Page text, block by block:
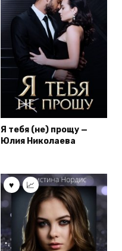
Я тебя (не) прощу —
Юлия Николаева